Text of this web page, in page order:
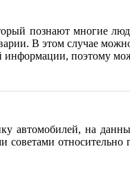
познают многие
В этом случае
информации, поэтому
автомобилей, на